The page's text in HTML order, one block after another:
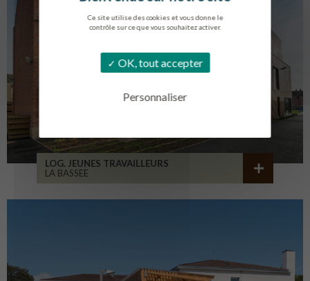
Ce site utilise des cookies et vous donne le
contrôle sur ce que vous souhaitez activer.
OK, tout accepter
Personnaliser
LOG. JEUNES TRAVAILLEURS
LA BASSEE